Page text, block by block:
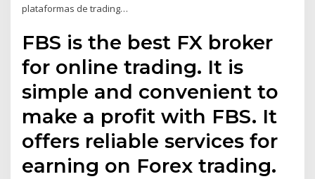
plataformas de trading…
FBS is the best FX broker
for online trading. It is
simple and convenient to
make a profit with FBS. It
offers reliable services for
earning on Forex trading.